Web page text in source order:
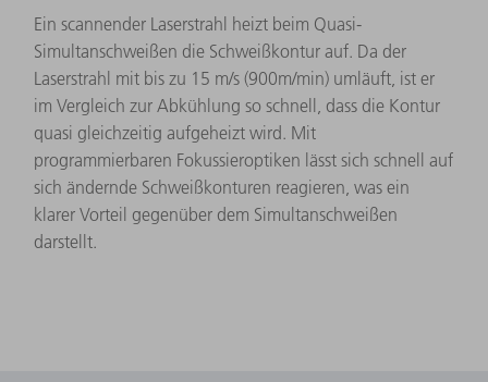
Ein scannender Laserstrahl heizt beim Quasi-
Simultanschweißen die Schweißkontur auf. Da der
Laserstrahl mit bis zu 15 m/s (900m/min) umläuft, ist er
im Vergleich zur Abkühlung so schnell, dass die Kontur
quasi gleichzeitig aufgeheizt wird. Mit
programmierbaren Fokussieroptiken lässt sich schnell auf
sich ändernde Schweißkonturen reagieren, was ein
klarer Vorteil gegenüber dem Simultanschweißen
darstellt.